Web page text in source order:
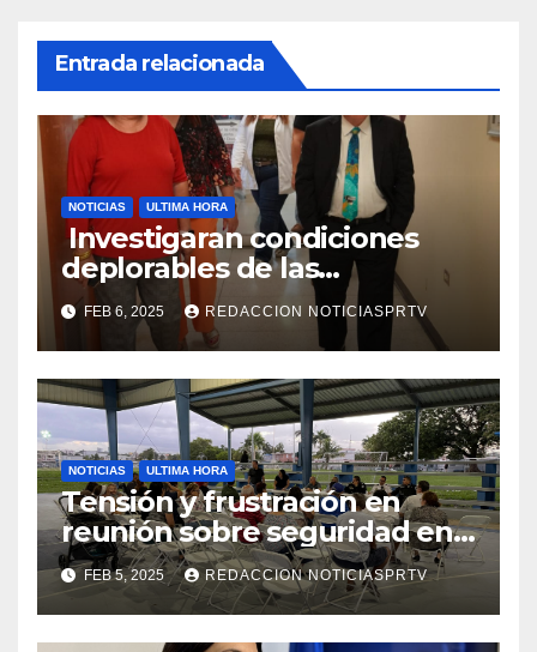
Entrada relacionada
NOTICIAS ULTIMA HORA
Investigaran condiciones
deplorables de las
facilidades el Departamento
de la Salud en Mayagüez
FEB 6, 2025 REDACCION NOTICIASPRTV
NOTICIAS ULTIMA HORA
Tensión y frustración en
reunión sobre seguridad en
Reparto Metropolitano
FEB 5, 2025 REDACCION NOTICIASPRTV